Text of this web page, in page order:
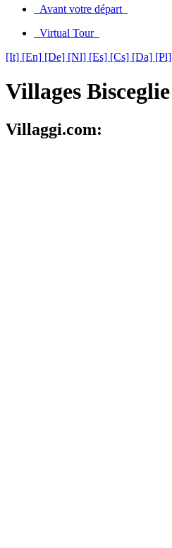
Avant votre départ
Virtual Tour
[It] [En] [De] [Nl] [Es] [Cs] [Da] [Pl]
Villages Bisceglie
Villaggi.com: